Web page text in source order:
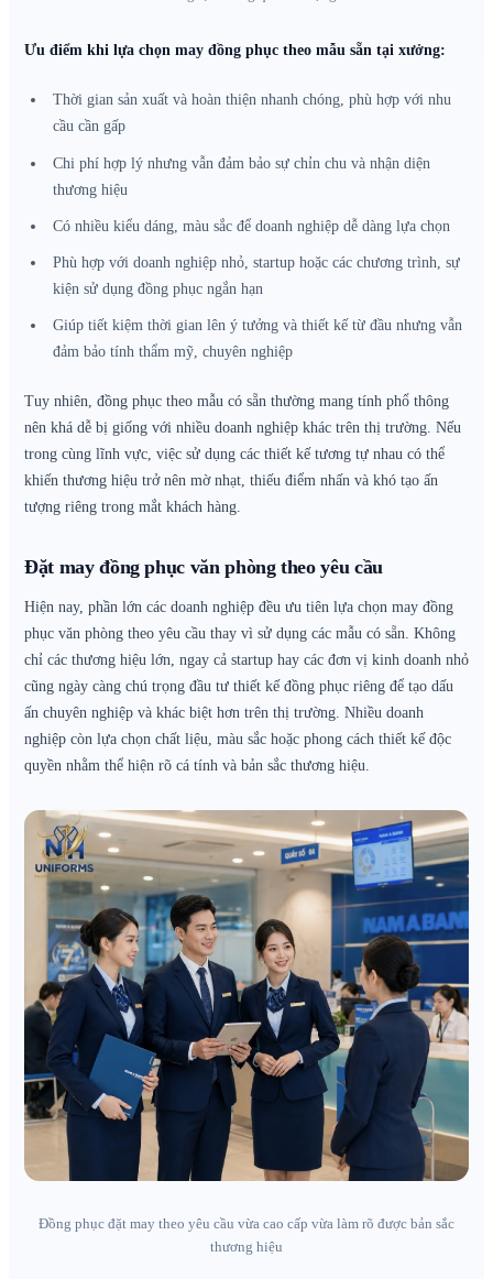
Ưu điểm khi lựa chọn may đồng phục theo mẫu sẵn tại xưởng:
Thời gian sản xuất và hoàn thiện nhanh chóng, phù hợp với nhu
cầu cần gấp
Chi phí hợp lý nhưng vẫn đảm bảo sự chỉn chu và nhận diện
thương hiệu
Có nhiều kiểu dáng, màu sắc để doanh nghiệp dễ dàng lựa chọn
Phù hợp với doanh nghiệp nhỏ, startup hoặc các chương trình, sự
kiện sử dụng đồng phục ngắn hạn
Giúp tiết kiệm thời gian lên ý tưởng và thiết kế từ đầu nhưng vẫn
đảm bảo tính thẩm mỹ, chuyên nghiệp
Tuy nhiên, đồng phục theo mẫu có sẵn thường mang tính phổ thông
nên khá dễ bị giống với nhiều doanh nghiệp khác trên thị trường. Nếu
trong cùng lĩnh vực, việc sử dụng các thiết kế tương tự nhau có thể
khiến thương hiệu trở nên mờ nhạt, thiếu điểm nhấn và khó tạo ấn
tượng riêng trong mắt khách hàng.
Đặt may đồng phục văn phòng theo yêu cầu
Hiện nay, phần lớn các doanh nghiệp đều ưu tiên lựa chọn may đồng
phục văn phòng theo yêu cầu thay vì sử dụng các mẫu có sẵn. Không
chỉ các thương hiệu lớn, ngay cả startup hay các đơn vị kinh doanh nhỏ
cũng ngày càng chú trọng đầu tư thiết kế đồng phục riêng để tạo dấu
ấn chuyên nghiệp và khác biệt hơn trên thị trường. Nhiều doanh
nghiệp còn lựa chọn chất liệu, màu sắc hoặc phong cách thiết kế độc
quyền nhằm thể hiện rõ cá tính và bản sắc thương hiệu.
Đồng phục đặt may theo yêu cầu vừa cao cấp vừa làm rõ được bản sắc
thương hiệu